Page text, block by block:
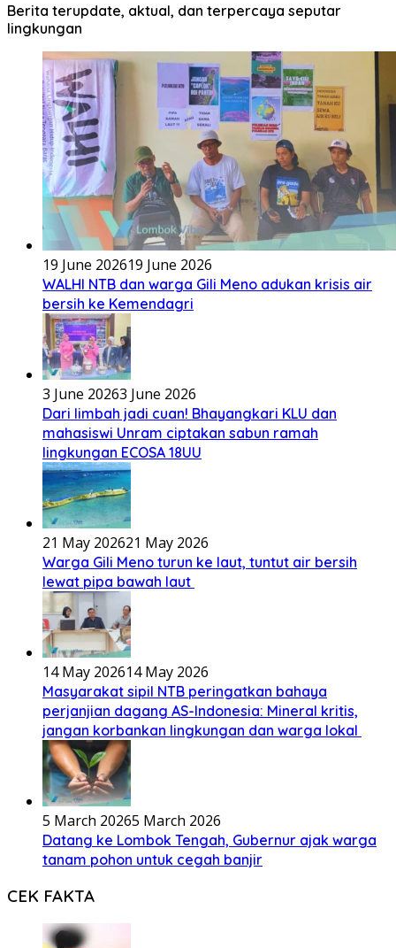
Berita terupdate, aktual, dan terpercaya seputar
lingkungan
19 June 202619 June 2026
WALHI NTB dan warga Gili Meno adukan krisis air
bersih ke Kemendagri
3 June 20263 June 2026
Dari limbah jadi cuan! Bhayangkari KLU dan
mahasiswi Unram ciptakan sabun ramah
lingkungan ECOSA 18UU
21 May 202621 May 2026
Warga Gili Meno turun ke laut, tuntut air bersih
lewat pipa bawah laut
14 May 202614 May 2026
Masyarakat sipil NTB peringatkan bahaya
perjanjian dagang AS-Indonesia: Mineral kritis,
jangan korbankan lingkungan dan warga lokal
5 March 20265 March 2026
Datang ke Lombok Tengah, Gubernur ajak warga
tanam pohon untuk cegah banjir
CEK FAKTA